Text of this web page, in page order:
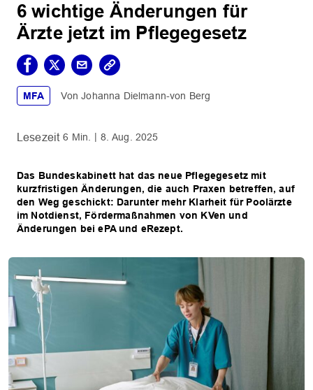
6 wichtige Änderungen für
Ärzte jetzt im Pflegegesetz
MFA Johanna Dielmann-von Berg
6 Min. 8. Aug. 2025
Das Bundeskabinett hat das neue Pflegegesetz mit
kurzfristigen Änderungen, die auch Praxen betreffen, auf
den Weg geschickt: Darunter mehr Klarheit für Poolärzte
im Notdienst, Fördermaßnahmen von KVen und
Änderungen bei ePA und eRezept.